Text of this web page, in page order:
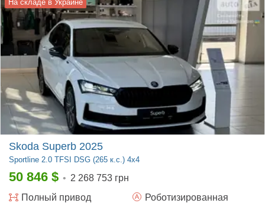
На складе в Украине
Skoda Superb 2025
Sportline 2.0 TFSI DSG (265 к.с.) 4x4
50 846 $ • 2 268 753 грн
Полный привод
Роботизированная